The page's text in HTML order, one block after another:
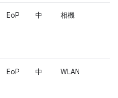
EoP 中 相機
EoP 中 WLAN